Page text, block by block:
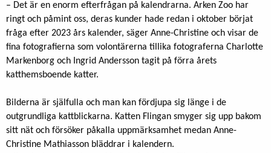
– Det är en enorm efterfrågan på kalendrarna. Arken Zoo har
ringt och påmint oss, deras kunder hade redan i oktober börjat
fråga efter 2023 års kalender, säger Anne-Christine och visar de
fina fotografierna som volontärerna tillika fotograferna Charlotte
Markenborg och Ingrid Andersson tagit på förra årets
katthemsboende katter.
Bilderna är själfulla och man kan fördjupa sig länge i de
outgrundliga kattblickarna. Katten Flingan smyger sig upp bakom
sitt nät och försöker påkalla uppmärksamhet medan Anne-
Christine Mathiasson bläddrar i kalendern.